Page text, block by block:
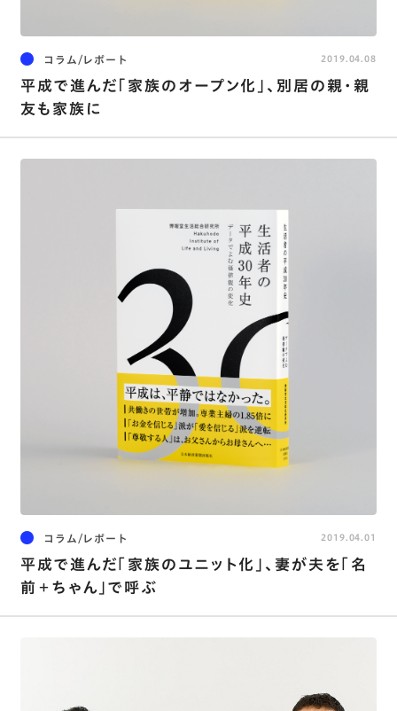
コラム/レポート
平成で進んだ｢家族のオープン化｣､別居の親･親
友も家族に
2019.04.08
コラム/レポート
平成で進んだ「家族のユニット化」、妻が夫を「名
前＋ちゃん」で呼ぶ
2019.04.01